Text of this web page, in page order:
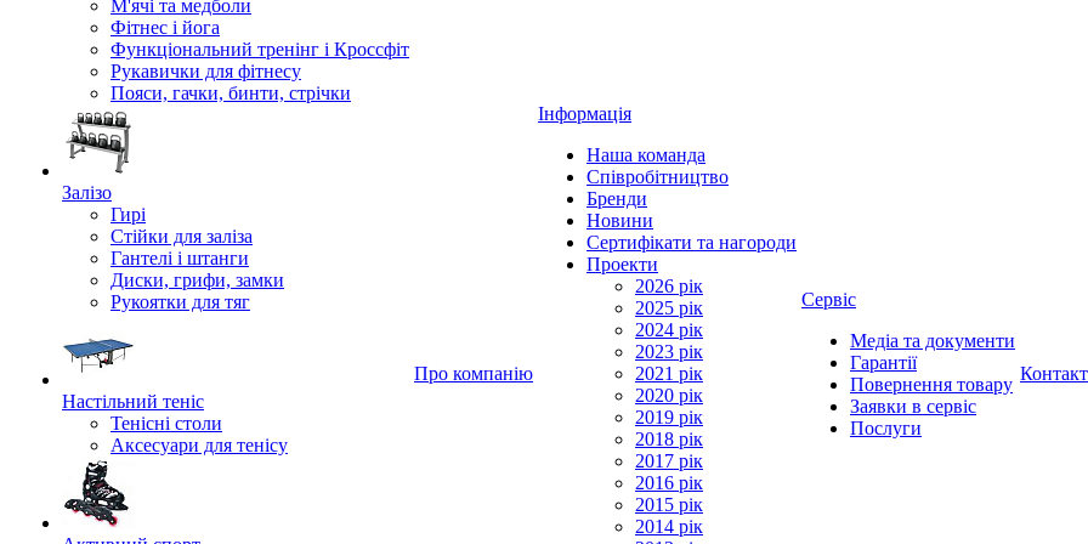
М'ячі та медболи
Фітнес і йога
Функціональний тренінг і Кроссфіт
Рукавички для фітнесу
Пояси, гачки, бинти, стрічки
Залізо
Гирі
Стійки для заліза
Гантелі і штанги
Диски, грифи, замки
Рукоятки для тяг
Настільний теніс
Тенісні столи
Аксесуари для тенісу
Про компанію
Інформація
Наша команда
Співробітництво
Бренди
Новини
Сертифікати та нагороди
Проекти
2026 рік
2025 рік
2024 рік
2023 рік
2021 рік
2020 рік
2019 рік
2018 рік
2017 рік
2016 рік
2015 рік
2014 рік
Сервіс
Медіа та документи
Гарантії
Повернення товару
Заявки в сервіс
Послуги